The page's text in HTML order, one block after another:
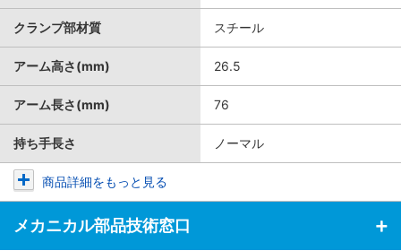
装着されてる状態にて向きを変えた場合、エアー漏れの原因となり
ます。
※高温になる場所での使用についてエアーシリンダーに遮熱対策を
施すなど対策をしてください。
遮熱対策が不十分ですと、エアーシリンダー内部のパッキンが溶け
エアー漏れの原因となります。
※ご使用条件（周囲温度40°C以上、加圧保持、低頻度作動など）に
より、内部の潤滑油およびグリースの基油がシリンダ外部に滲み出
す場合があります。清浄環境を要する場合はご注意ください。
クランプ部材質 スチール
アーム高さ(mm) 26.5
アーム長さ(mm) 76
持ち手長さ ノーマル
商品詳細をもっと見る
メカニカル部品技術窓口